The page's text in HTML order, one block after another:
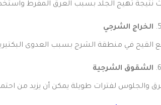
نتيجة تهيج الجلد بسبب العرق المفرط
الخراج الشرجي
القيح في منطقة الشرج بسبب العدوى
الشقوق الشرجية
والجلوس لفترات طويلة يمكن أن يزيد من